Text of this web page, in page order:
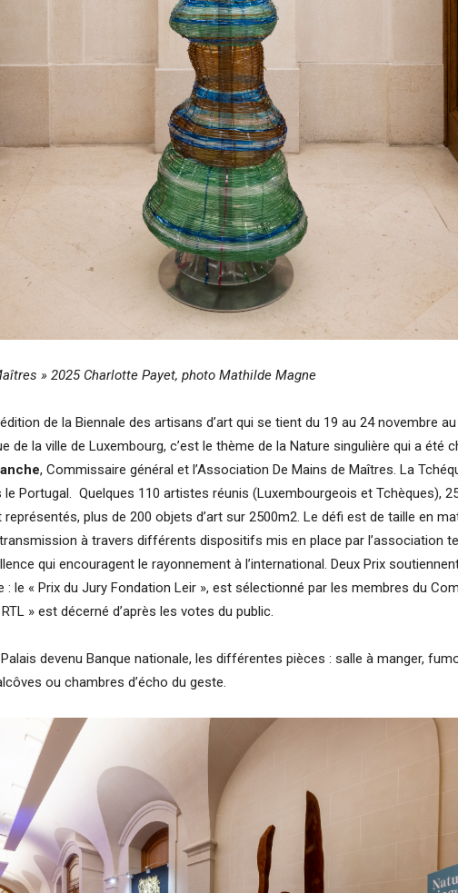
» 2025 Charlotte Payet, photo Mathilde Magne
édition de la Biennale des artisans d’art qui se tient du 19 au 24 novembre
de la ville de Luxembourg, c’est le thème de la Nature singulière qui a été
, Commissaire général et l’Association De Mains de Maîtres. La
le Portugal. Quelques 110 artistes réunis (Luxembourgeois et Tchèques),
plus de 200 objets d’art sur 2500m2. Le défi est de taille en
à travers différents dispositifs mis en place par l’association
qui encouragent le rayonnement à l’international. Deux Prix
: le « Prix du Jury Fondation Leir », est sélectionné par les membres du
» est décerné d’après les votes du public.
devenu Banque nationale, les différentes pièces : salle à manger,
ou chambres d’écho du geste.